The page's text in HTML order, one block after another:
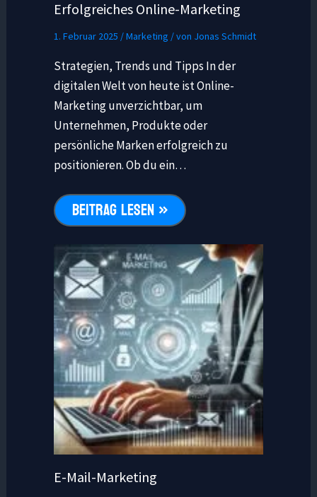
Erfolgreiches Online-Marketing
1. Februar 2025 /Marketing / von Jonas Schmidt
Strategien, Trends und Tipps In der
digitalen Welt von heute ist Online-
Marketing unverzichtbar, um
Unternehmen, Produkte oder
persönliche Marken erfolgreich zu
positionieren. Ob du ein…
BEITRAG LESEN »
E-Mail-Marketing